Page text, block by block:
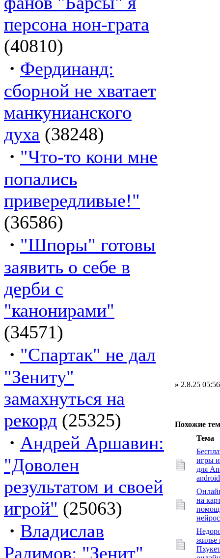
персона нон-грата
(40810)
· Фердинанд:
сборной не хватает
манкунианского
духа (38248)
· "Что-то кони мне
попались
привередливые!"
(36586)
· "Шпоры" готовы
заявить о себе в
дерби с
"канонирами"
(34571)
· "Спартак" не дал
"Зениту"
замахнуться на
рекорд (25325)
· Андрей Аршавин:
"Доволен
результатом и своей
игрой" (25063)
· Владислав
Радимов: "Зенит"
» 2.8.25 05:56
Похожие
Тема
игры
для
на
жилье